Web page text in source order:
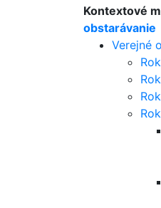
Kontextové
obstarávanie
Verejné